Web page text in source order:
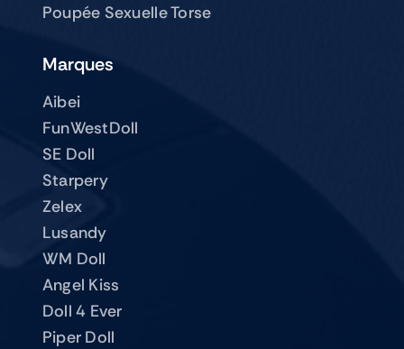
Poupée Sexuelle Torse
Marques
Aibei
FunWestDoll
SE Doll
Starpery
Zelex
Lusandy
WM Doll
Angel Kiss
Doll 4 Ever
Piper Doll